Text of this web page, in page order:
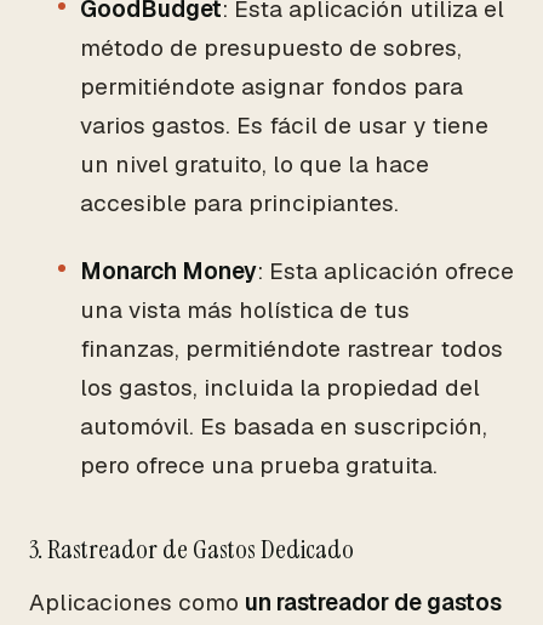
GoodBudget: Esta aplicación utiliza el
método de presupuesto de sobres,
permitiéndote asignar fondos para
varios gastos. Es fácil de usar y tiene
un nivel gratuito, lo que la hace
accesible para principiantes.
Monarch Money: Esta aplicación ofrece
una vista más holística de tus
finanzas, permitiéndote rastrear todos
los gastos, incluida la propiedad del
automóvil. Es basada en suscripción,
pero ofrece una prueba gratuita.
3. Rastreador de Gastos Dedicado
Aplicaciones como un rastreador de gastos